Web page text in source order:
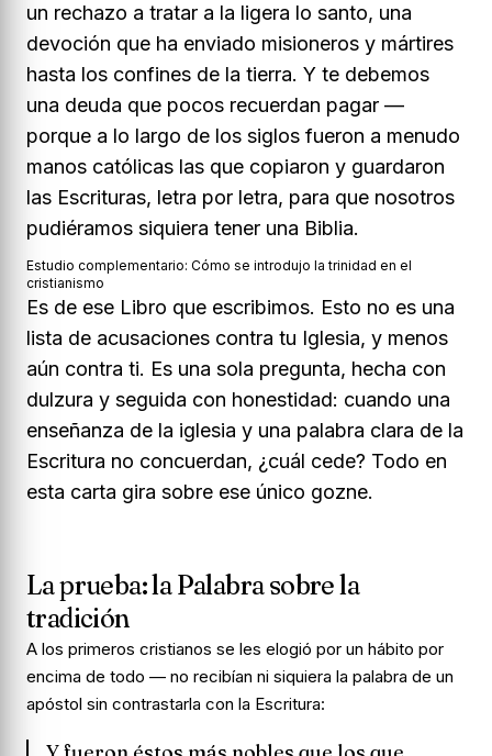
un rechazo a tratar a la ligera lo santo, una
devoción que ha enviado misioneros y mártires
hasta los confines de la tierra. Y te debemos
una deuda que pocos recuerdan pagar —
porque a lo largo de los siglos fueron a menudo
manos católicas las que copiaron y guardaron
las Escrituras, letra por letra, para que nosotros
pudiéramos siquiera tener una Biblia.
Estudio complementario: Cómo se introdujo la trinidad en el
cristianismo
Es de ese Libro que escribimos. Esto no es una
lista de acusaciones contra tu Iglesia, y menos
aún contra ti. Es una sola pregunta, hecha con
dulzura y seguida con honestidad: cuando una
enseñanza de la iglesia y una palabra clara de la
Escritura no concuerdan, ¿cuál cede? Todo en
esta carta gira sobre ese único gozne.
La prueba: la Palabra sobre la
tradición
A los primeros cristianos se les elogió por un hábito por
encima de todo — no recibían ni siquiera la palabra de un
apóstol sin contrastarla con la Escritura: